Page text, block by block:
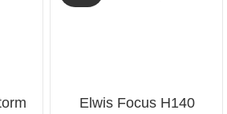
Elwis Focus H140